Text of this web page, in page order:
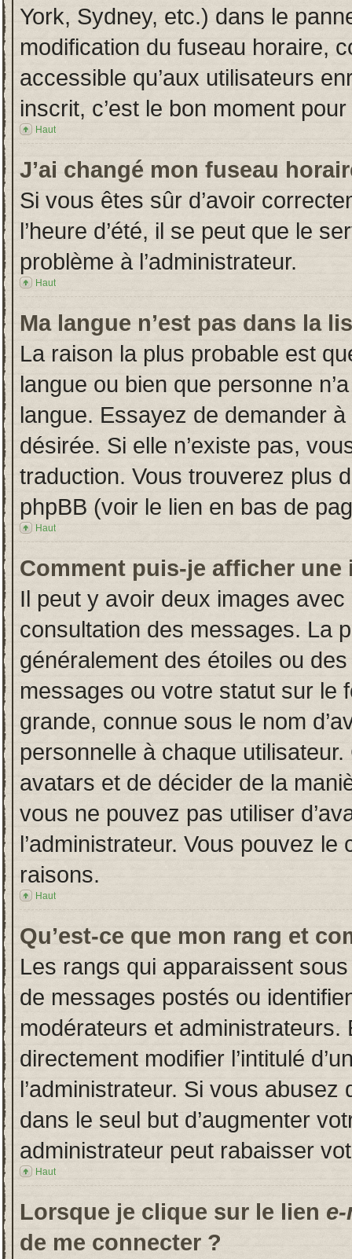
York, Sydney, etc.) dans le
modification du fuseau horaire,
accessible qu’aux utilisateurs
inscrit, c’est le bon moment
Haut
J’ai changé mon fuseau
Si vous êtes sûr d’avoir
l’heure d’été, il se peut que le
problème à l’administrateur.
Haut
Ma langue n’est pas dans la
La raison la plus probable est
langue ou bien que personne
langue. Essayez de demander à
désirée. Si elle n’existe pas,
traduction. Vous trouverez plus
phpBB (voir le lien en bas de
Haut
Comment puis-je afficher une
Il peut y avoir deux images
consultation des messages. La
généralement des étoiles ou
messages ou votre statut sur le
grande, connue sous le nom
personnelle à chaque utilisateur.
avatars et de décider de la
vous ne pouvez pas utiliser
l’administrateur. Vous pouvez
raisons.
Haut
Qu’est-ce que mon rang et
Les rangs qui apparaissent
de messages postés ou
modérateurs et
directement modifier l’intitulé
l’administrateur. Si vous
dans le seul but d’augmenter
administrateur peut rabaisser
Haut
Lorsque je clique sur le lien
de me connecter ?